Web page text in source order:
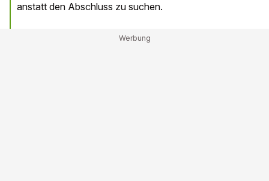
anstatt den Abschluss zu suchen.